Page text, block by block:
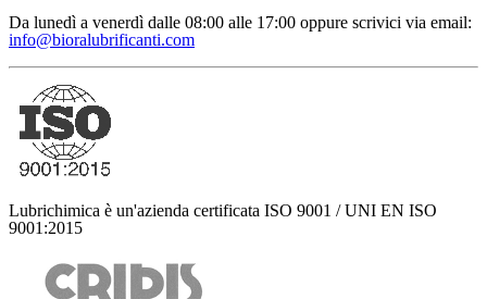
Da lunedì a venerdì dalle 08:00 alle 17:00 oppure scrivici via email:
info@bioralubrificanti.com
Lubrichimica è un'azienda certificata ISO 9001 / UNI EN ISO
9001:2015